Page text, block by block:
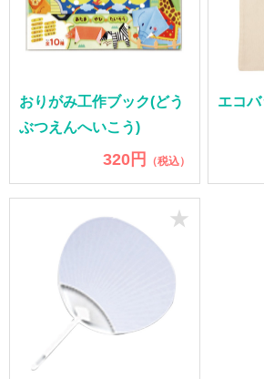
おりがみ工作ブック(どう
ぶつえんへいこう)
320円 （税込）
エコ
★